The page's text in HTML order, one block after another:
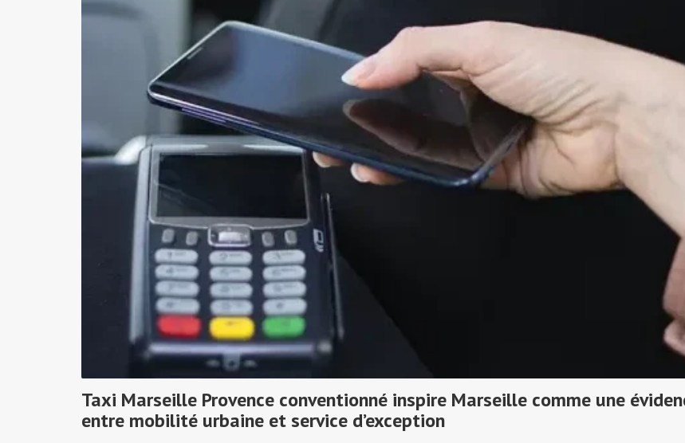
Taxi Marseille Provence conventionné inspire Marseille comme une
entre mobilité urbaine et service d’exception